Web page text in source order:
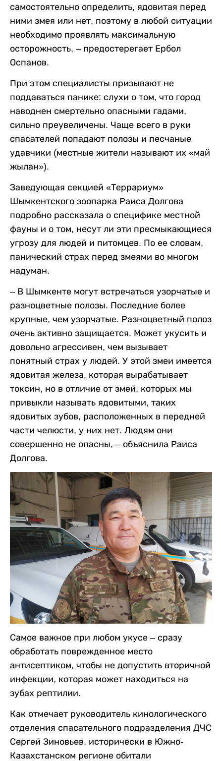
самостоятельно определить, ядовитая перед
ними змея или нет, поэтому в любой ситуации
необходимо проявлять максимальную
осторожность, – предостерегает Ербол
Оспанов.
При этом специалисты призывают не
поддаваться панике: слухи о том, что город
наводнен смертельно опасными гадами,
сильно преувеличены. Чаще всего в руки
спасателей попадают полозы и песчаные
удавчики (местные жители называют их «май
жылан»).
Заведующая секцией «Террариум»
Шымкентского зоопарка Раиса Долгова
подробно рассказала о специфике местной
фауны и о том, несут ли эти пресмыкающиеся
угрозу для людей и питомцев. По ее словам,
панический страх перед змеями во многом
надуман.
– В Шымкенте могут встречаться узорчатые и
разноцветные полозы. Последние более
крупные, чем узорчатые. Разноцветный полоз
очень активно защищается. Может укусить и
довольно агрессивен, чем вызывает
понятный страх у людей. У этой змеи имеется
ядовитая железа, которая вырабатывает
токсин, но в отличие от змей, которых мы
привыкли называть ядовитыми, таких
ядовитых зубов, расположенных в передней
части челюсти, у них нет. Людям они
совершенно не опасны, – объяснила Раиса
Долгова.
Самое важное при любом укусе – сразу
обработать поврежденное место
антисептиком, чтобы не допустить вторичной
инфекции, которая может находиться на
зубах рептилии.
Как отмечает руководитель кинологического
отделения спасательного подразделения ДЧС
Сергей Зиновьев, исторически в Южно-
Казахстанском регионе обитали